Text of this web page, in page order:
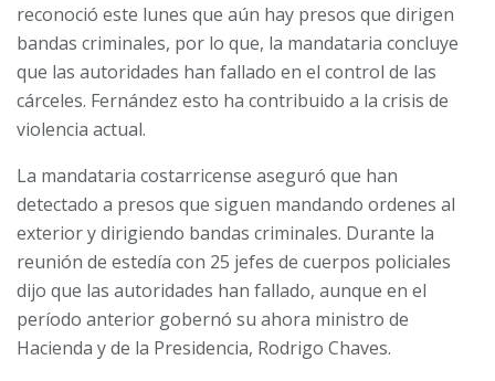
reconoció este lunes que aún hay presos que dirigen
bandas criminales, por lo que, la mandataria concluye
que las autoridades han fallado en el control de las
cárceles. Fernández esto ha contribuido a la crisis de
violencia actual.
La mandataria costarricense aseguró que han
detectado a presos que siguen mandando ordenes al
exterior y dirigiendo bandas criminales. Durante la
reunión de estedía con 25 jefes de cuerpos policiales
dijo que las autoridades han fallado, aunque en el
período anterior gobernó su ahora ministro de
Hacienda y de la Presidencia, Rodrigo Chaves.